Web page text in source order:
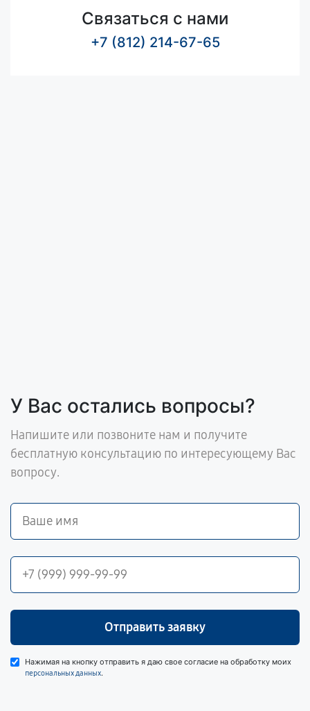
Связаться с нами
+7 (812) 214-67-65
У Вас остались вопросы?
Напишите или позвоните нам и получите
бесплатную консультацию по интересующему Вас
вопросу.
Отправить заявку
Нажимая на кнопку отправить я даю свое согласие на обработку моих
персональных данных.